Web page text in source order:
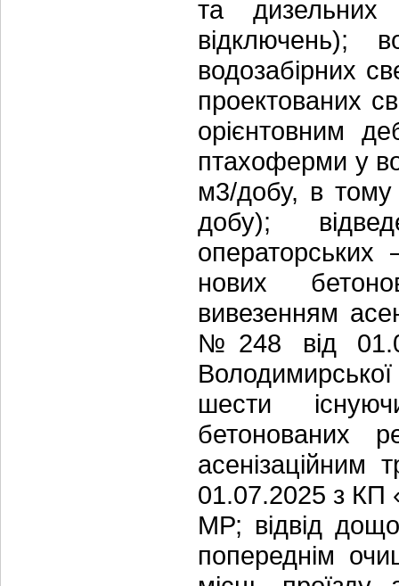
та дизельних
відключень);
водозабірних
проектованих
орієнтовним
птахоферми у
м3/добу, в тому
добу);
нових
вивезенням
№248 від
шести
бетонованих
асенізаційним
01.07.2025 з КП
МР; відвід
попереднім